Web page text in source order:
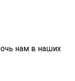
нам в наших